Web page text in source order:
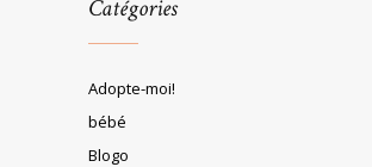
Catégories
Adopte-moi!
bébé
Blogo